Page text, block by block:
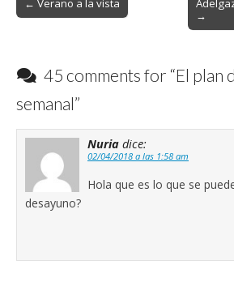
navigation
← Verano a la vista
→
45 comments for “El plan
semanal”
Nuria dice:
02/04/2018 a las 1:58 am
Hola que es lo que se
desayuno?
Comment